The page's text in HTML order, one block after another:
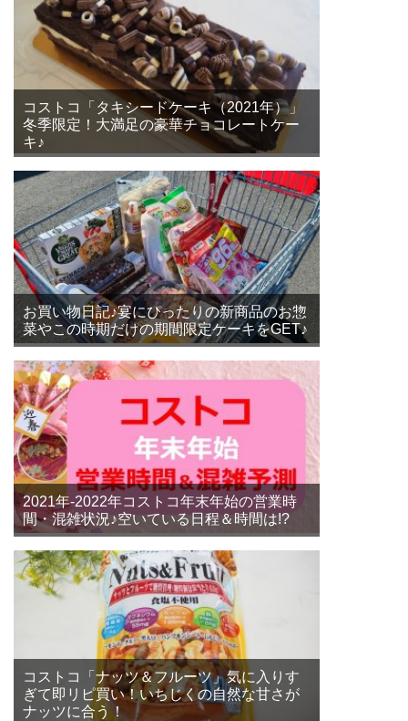
コストコ「タキシードケーキ（2021年）」
冬季限定！大満足の豪華チョコレートケー
キ♪
お買い物日記♪宴にぴったりの新商品のお惣
菜やこの時期だけの期間限定ケーキをGET♪
2021年-2022年コストコ年末年始の営業時
間・混雑状況♪空いている日程＆時間は!?
コストコ「ナッツ＆フルーツ」気に入りす
ぎて即リピ買い！いちじくの自然な甘さが
ナッツに合う！